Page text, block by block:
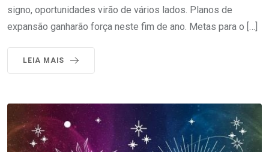
signo, oportunidades virão de vários lados. Planos de
expansão ganharão força neste fim de ano. Metas para o […]
LEIA MAIS